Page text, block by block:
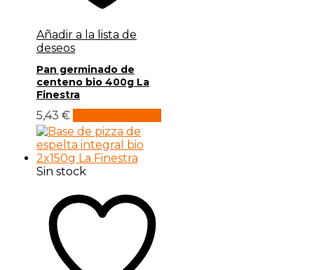
Añadir a la lista de
deseos
Pan germinado de
centeno bio 400g La
Finestra
5,43 €
Sin stock